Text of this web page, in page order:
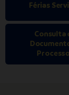
Férias
Consulta